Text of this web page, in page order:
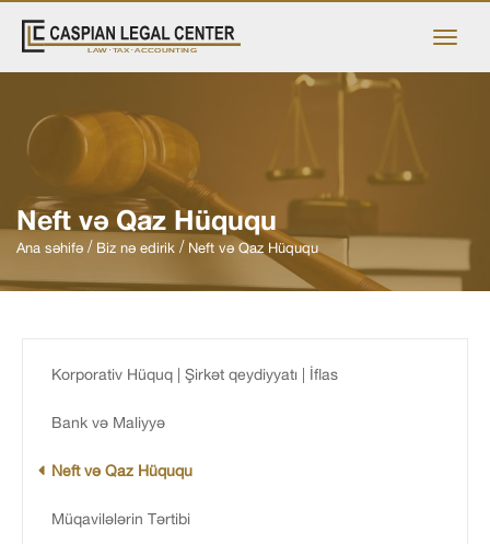
Neft və Qaz Hüququ
Ana səhifə Biz nə edirik Neft və Qaz Hüququ
Korporativ Hüquq | Şirkət qeydiyyatı | İflas
Bank və Maliyyə
Neft və Qaz Hüququ
Müqavilələrin Tərtibi